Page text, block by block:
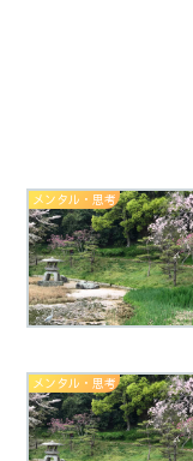
メンタル・思考
メンタル・思考